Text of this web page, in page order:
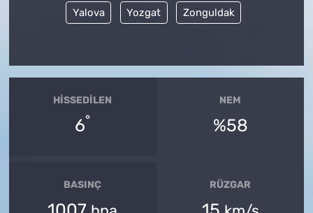
Yalova Yozgat Zonguldak
HISSEDILEN
6°
NEM
%58
BASINÇ RÜZGAR